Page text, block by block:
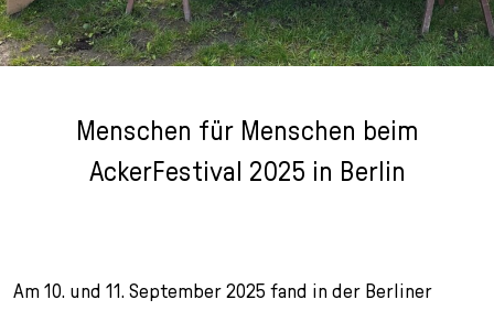
n
g
p
r
i
n
n
h
l
g
Menschen für Menschen beim
AckerFestival 2025 in Berlin
Am 10. und 11. September 2025 fand in der Berliner